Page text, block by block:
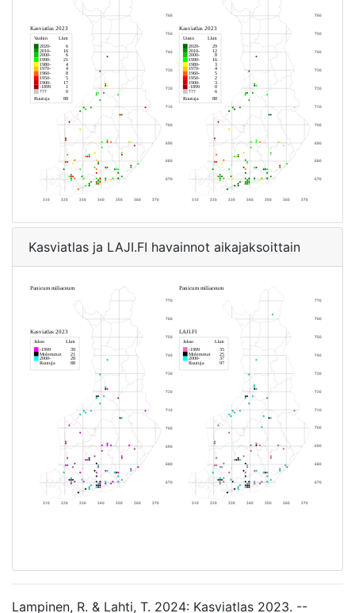
Kasviatlas ja LAJI.FI havainnot aikajaksoittain
Lampinen, R. & Lahti, T. 2024: Kasviatlas 2023. --